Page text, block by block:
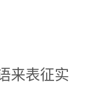
来表征实